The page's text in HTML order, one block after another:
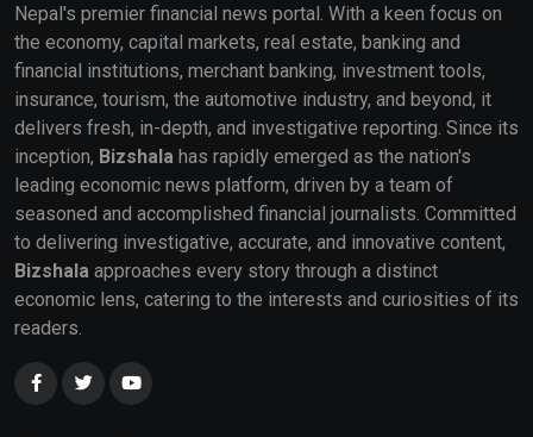
Nepal's premier financial news portal. With a keen focus on
the economy, capital markets, real estate, banking and
financial institutions, merchant banking, investment tools,
insurance, tourism, the automotive industry, and beyond, it
delivers fresh, in-depth, and investigative reporting. Since its
inception, Bizshala has rapidly emerged as the nation's
leading economic news platform, driven by a team of
seasoned and accomplished financial journalists. Committed
to delivering investigative, accurate, and innovative content,
Bizshala approaches every story through a distinct
economic lens, catering to the interests and curiosities of its
readers.